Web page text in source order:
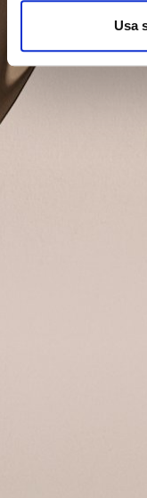
Usa